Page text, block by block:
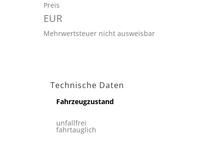
Preis
EUR
Mehrwertsteuer nicht ausweisbar
Technische Daten
Fahrzeugzustand
unfallfrei
fahrtauglich